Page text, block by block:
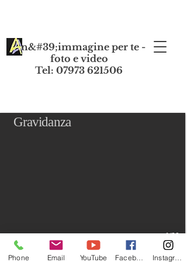
Un&#39;immagine per te -
foto e video
Tel: 07973 621506
1/20
Gravidanza
Phone Email YouTube